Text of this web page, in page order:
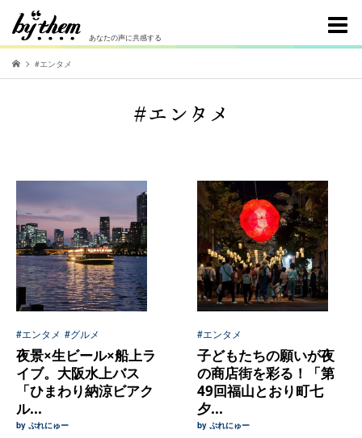
あなたの声に共感する
#エンタメ
#エンタメ
#エンタメ #グルメ
夜景×生ビール×船上ラ
イブ。大阪水上バス
「ひまわり納涼ビアク
ル...
by ぷれにゅー
#エンタメ
子どもたちの願いが夜
の商店街を彩る！「第
49回福山とおり町七
夕...
by ぷれにゅー